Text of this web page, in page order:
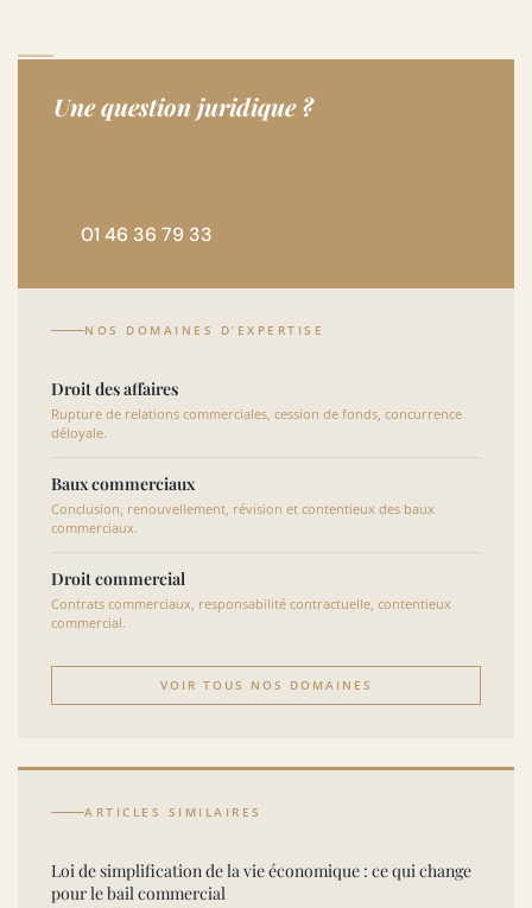
Une question juridique ?
01 46 36 79 33
NOS DOMAINES D’EXPERTISE
Droit des affaires
Rupture de relations commerciales, cession de fonds, concurrence
déloyale.
Baux commerciaux
Conclusion, renouvellement, révision et contentieux des baux
commerciaux.
Droit commercial
Contrats commerciaux, responsabilité contractuelle, contentieux
commercial.
VOIR TOUS NOS DOMAINES
ARTICLES SIMILAIRES
Loi de simplification de la vie économique : ce qui change
pour le bail commercial